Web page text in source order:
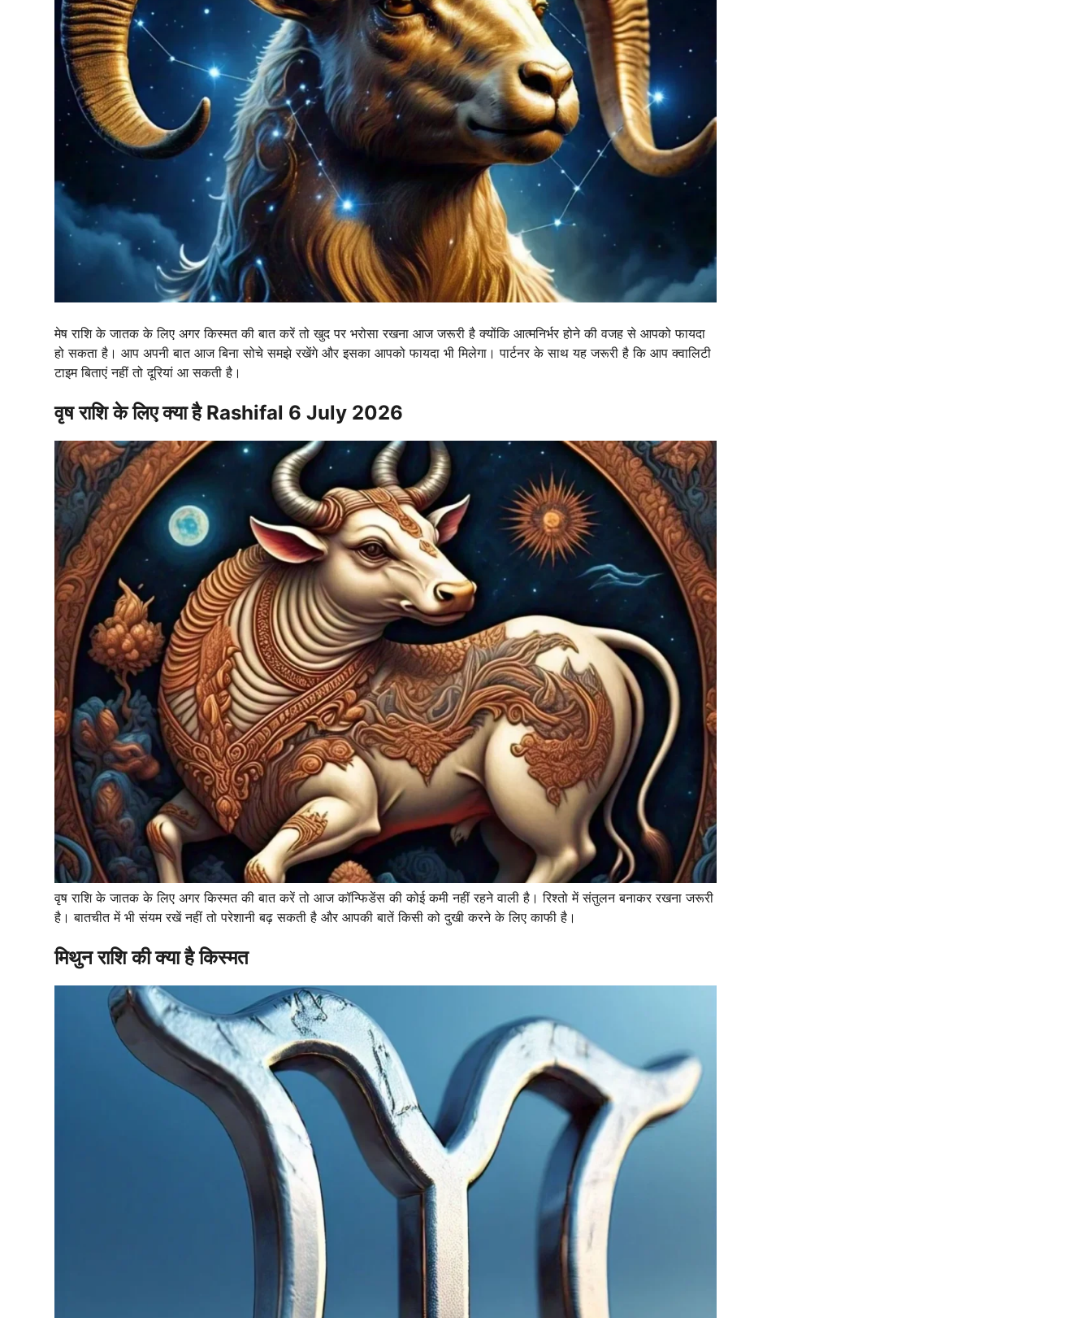
मेष राशि के जातक के लिए अगर किस्मत की बात करें तो खुद पर भरोसा रखना आज जरूरी है क्योंकि आत्मनिर्भर होने की वजह से आपको फायदा
हो सकता है। आप अपनी बात आज बिना सोचे समझे रखेंगे और इसका आपको फायदा भी मिलेगा। पार्टनर के साथ यह जरूरी है कि आप क्वालिटी
टाइम बिताएं नहीं तो दूरियां आ सकती है।
वृष राशि के लिए क्या है Rashifal 6 July 2026
वृष राशि के जातक के लिए अगर किस्मत की बात करें तो आज कॉन्फिडेंस की कोई कमी नहीं रहने वाली है। रिश्तो में संतुलन बनाकर रखना जरूरी
है। बातचीत में भी संयम रखें नहीं तो परेशानी बढ़ सकती है और आपकी बातें किसी को दुखी करने के लिए काफी है।
मिथुन राशि की क्या है किस्मत